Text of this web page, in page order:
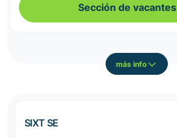
Sección de vacantes
más info
SIXT SE